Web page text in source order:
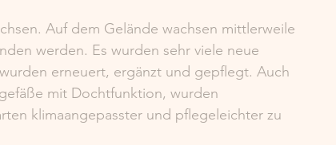
Auf dem Gelände wachsen mittlerweile
werden. Es wurden sehr viele neue
erneuert, ergänzt und gepflegt. Auch
mit Dochtfunktion, wurden
klimaangepasster und pflegeleichter zu